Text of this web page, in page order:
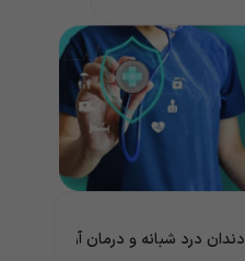
دندان درد شبانه و درمان آن +